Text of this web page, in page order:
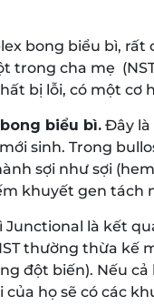
bong biểu bì,
trong cha mẹ
bị lỗi, có một cơ
biểu bì. Đây là
sinh. Trong
sợi như sợi
khuyết gen tách
Junctional là kết
thường thừa kế
đột biến). Nếu
họ sẽ có các